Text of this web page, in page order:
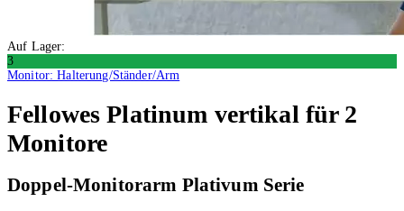
Auf Lager:
3
Monitor: Halterung/Ständer/Arm
Fellowes Platinum vertikal für 2
Monitore
Doppel-Monitorarm Plativum Serie